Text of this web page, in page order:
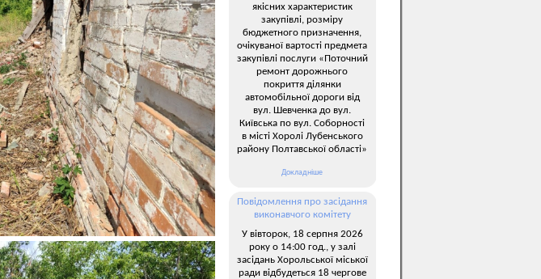
якісних характеристик
закупівлі, розміру
бюджетного призначення,
очікуваної вартості предмета
закупівлі послуги «Поточний
ремонт дорожнього
покриття ділянки
автомобільної дороги від
вул. Шевченка до вул.
Київська по вул. Соборності
в місті Хоролі Лубенського
району Полтавської області»
Докладніше
Повідомлення про засідання
виконавчого комітету
У вівторок, 18 серпня 2026
року о 14:00 год., у залі
засідань Хорольської міської
ради відбудеться 18 чергове